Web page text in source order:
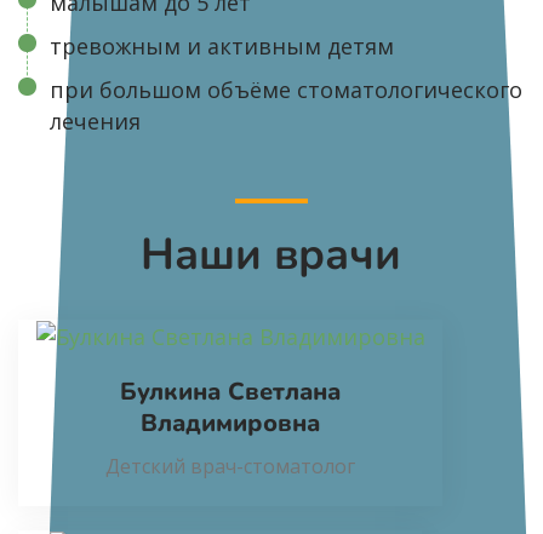
тревожным и активным детям
при большом объёме стоматологического
лечения
Наши врачи
Булкина Светлана
Владимировна
Детский врач-стоматолог